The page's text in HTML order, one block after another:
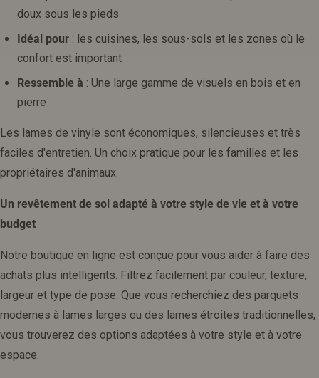
doux sous les pieds
Idéal pour : les cuisines, les sous-sols et les zones où le
confort est important
Ressemble à : Une large gamme de visuels en bois et en
pierre
Les lames de vinyle sont économiques, silencieuses et très
faciles d'entretien. Un choix pratique pour les familles et les
propriétaires d'animaux.
Un revêtement de sol adapté à votre style de vie et à votre
budget
Notre boutique en ligne est conçue pour vous aider à faire des
achats plus intelligents. Filtrez facilement par couleur, texture,
largeur et type de pose. Que vous recherchiez des parquets
modernes à lames larges ou des lames étroites traditionnelles,
vous trouverez des options adaptées à votre style et à votre
espace.